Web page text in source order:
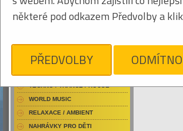
RAP / HIP HOP DOMÁCÍ
RAP / HIP HOP ZAHRANIČNÍ
DVD / HUDBA
PUNK / HARDCORE
TECHNO / TRANCE / HOUSE
WORLD MUSIC
RELAXACE / AMBIENT
NAHRÁVKY PRO DĚTI
některé pod odkazem Předvolby a
PŘEDVOLBY